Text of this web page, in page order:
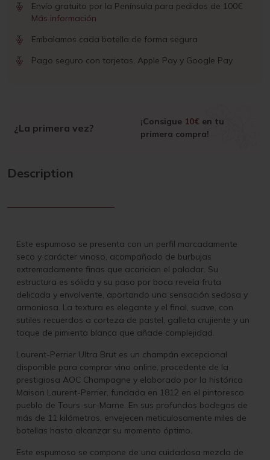
Envío gratuito por la Península para pedidos de 100€
Más información
Embalamos cada botella de forma segura
Pago seguro con tarjetas, Apple Pay y Google Pay
¿La primera vez?
¡Consigue 10€ en tu
primera compra!
Description
Este espumoso se presenta con un perfil marcadamente
seco y carácter vinoso, acompañado de burbujas
extremadamente finas que acarician el paladar. Su
estructura es sólida y su paso por boca revela fruta
delicada y envolvente, aportando una sensación sedosa y
armoniosa. La textura es elegante y el final, suave, con
sutiles recuerdos a corteza de pastel, galleta crujiente y un
toque de pimienta blanca que añade complejidad.
Laurent-Perrier Ultra Brut es un champán excepcional
disponible para comprar vino online, procedente de la
prestigiosa AOC Champagne y elaborado por la histórica
Maison Laurent-Perrier, fundada en 1812 en el pintoresco
pueblo de Tours-sur-Marne. En sus profundas bodegas de
más de 11 kilómetros, envejecen meticulosamente miles de
botellas hasta alcanzar su momento óptimo.
Este espumoso se compone de una cuidadosa mezcla de